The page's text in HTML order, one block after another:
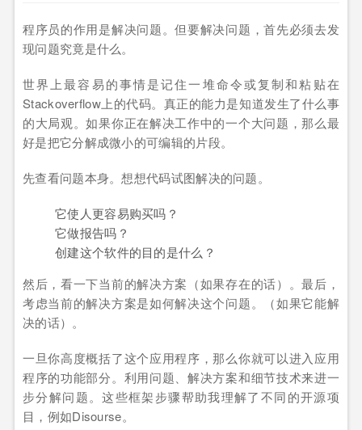
程序员的作用是解决问题。但要解决问题，首先必须去发
现问题究竟是什么。
世界上最容易的事情是记住一堆命令或复制和粘贴在
Stackoverflow上的代码。真正的能力是知道发生了什么事
的大局观。如果你正在解决工作中的一个大问题，那么最
好是把它分解成微小的可编辑的片段。
先查看问题本身。想想代码试图解决的问题。
它使人更容易购买吗？
它做报告吗？
创建这个软件的目的是什么？
然后，看一下当前的解决方案（如果存在的话）。最后，
考虑当前的解决方案是如何解决这个问题。（如果它能解
决的话）。
一旦你高度概括了这个应用程序，那么你就可以进入应用
程序的功能部分。利用问题、解决方案和细节技术来进一
步分解问题。这些框架步骤帮助我理解了不同的开源项
目，例如Disourse。